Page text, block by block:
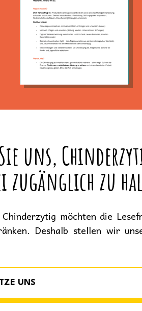
uns,
zugänglich zu
möchten die
Deshalb stellen wir
UNS